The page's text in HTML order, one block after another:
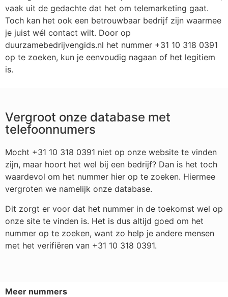
vaak uit de gedachte dat het om telemarketing gaat.
Toch kan het ook een betrouwbaar bedrijf zijn waarmee
je juist wél contact wilt. Door op
duurzamebedrijvengids.nl het nummer +31 10 318 0391
op te zoeken, kun je eenvoudig nagaan of het legitiem
is.
Vergroot onze database met
telefoonnumers
Mocht +31 10 318 0391 niet op onze website te vinden
zijn, maar hoort het wel bij een bedrijf? Dan is het toch
waardevol om het nummer hier op te zoeken. Hiermee
vergroten we namelijk onze database.
Dit zorgt er voor dat het nummer in de toekomst wel op
onze site te vinden is. Het is dus altijd goed om het
nummer op te zoeken, want zo help je andere mensen
met het verifiëren van +31 10 318 0391.
Meer nummers